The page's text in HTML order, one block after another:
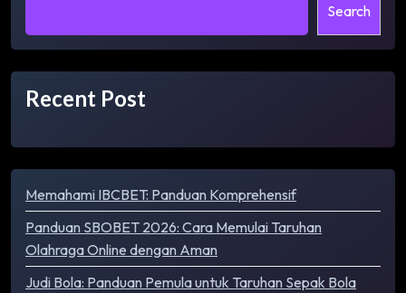
Search
Recent Post
Memahami IBCBET: Panduan Komprehensif
Panduan SBOBET 2026: Cara Memulai Taruhan
Olahraga Online dengan Aman
Judi Bola: Panduan Pemula untuk Taruhan Sepak Bola